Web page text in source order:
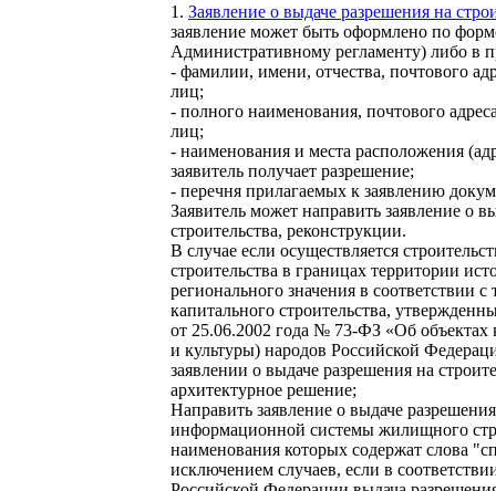
1. Заявление о выдаче разрешения на
заявление может быть оформлено по
Административному регламенту) либо в
- фамилии, имени, отчества, почтового
лиц;
- полного наименования, почтового
лиц;
- наименования и места расположения
заявитель получает разрешение;
- перечня прилагаемых к заявлению
Заявитель может направить заявление о
строительства, реконструкции.
В случае если осуществляется
строительства в границах территории
регионального значения в соответствии
капитального строительства,
от 25.06.2002 года № 73-ФЗ «Об объектах
и культуры) народов Российской
заявлении о выдаче разрешения на
архитектурное решение;
Направить заявление о выдаче
информационной системы жилищного
наименования которых содержат слова
исключением случаев, если в